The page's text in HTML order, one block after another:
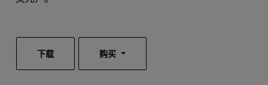
下载 购买